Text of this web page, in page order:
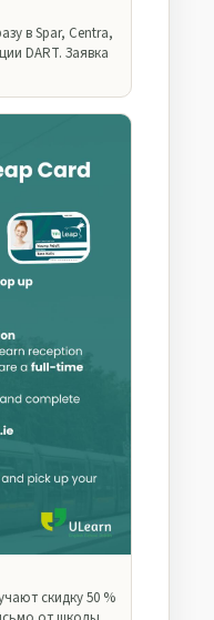
в Spar, Centra,
DART. Заявка
скидку 50 %